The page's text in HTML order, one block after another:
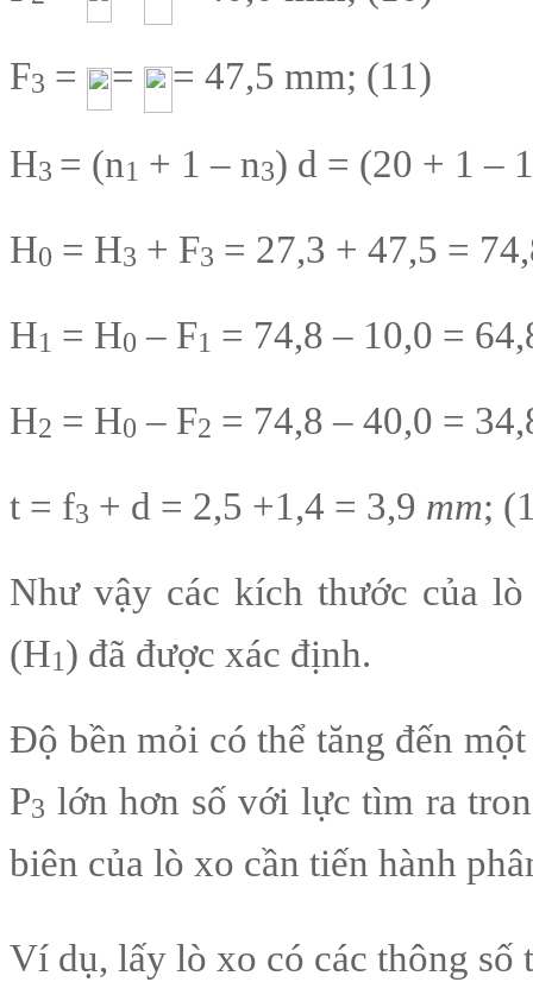
F3 = = = 47,5 mm; (11)
H3 = (n1 + 1 – n3) d = (20 + 1 –
H0 = H3 + F3 = 27,3 + 47,5 =
H1 = H0 – F1 = 74,8 – 10,0 =
H2 = H0 – F2 = 74,8 – 40,0 =
t = f3 + d = 2,5 +1,4 = 3,9 mm;
Như vậy các kích thước của
(H1) đã được xác định.
Độ bền mỏi có thể tăng đến
P3 lớn hơn số với lực tìm ra
biên của lò xo cần tiến hành
Ví dụ, lấy lò xo có các thông số